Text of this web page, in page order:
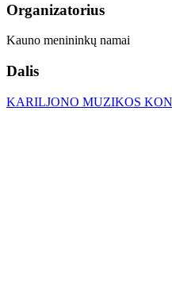
Organizatorius
Kauno menininkų namai
Dalis
KARILJONO MUZIKOS